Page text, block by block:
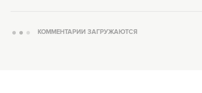
КОММЕНТАРИИ ЗАГРУЖАЮТСЯ